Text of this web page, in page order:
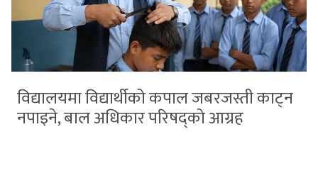
विद्यालयमा विद्यार्थीको कपाल जबरजस्ती काट्न
नपाइने, बाल अधिकार परिषद्को आग्रह